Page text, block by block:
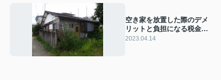
空き家を放置した際のデメ
リットと負担になる税金お
よび売却について解説
2023.04.14